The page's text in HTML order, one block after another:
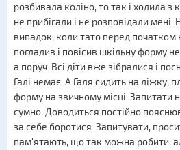
розбивала коліно, то так і ходила з
не прибігали і не розповідали мені.
випадок, коли тато перед початком
погладив і повісив шкільну форму
а поруч. Всі діти вже зібралися і
Галі немає. А Галя сидить на ліжку,
форму на звичному місці. Запитати
сумно. Доводиться постійно
за себе боротися. Запитувати,
пам'ятають, що так можна робити,